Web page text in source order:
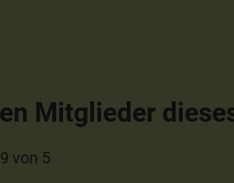
Mitglieder
von 5